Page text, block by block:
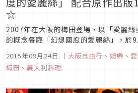
☆
2007年在大阪的梅田登場，以「愛麗絲
的概念餐廳「幻想國度的愛麗絲」，於
大幅度的改變，像是把iPad埋在懷表造
動畫的播放和引進數位技術，使得店如
2015年09月24日 ｜ 大阪自由行 、 娛樂 、
梅田 、 義大利料理